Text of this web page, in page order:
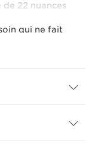
22 nuances
qui ne fait
: tenue ,
naturelle) cette
et fine est